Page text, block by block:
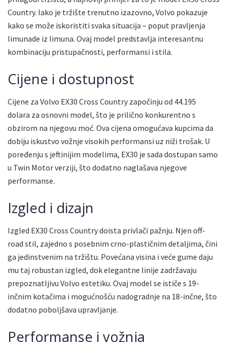
Country. Iako je tržište trenutno izazovno, Volvo pokazuje
kako se može iskoristiti svaka situacija – poput pravljenja
limunade iz limuna. Ovaj model predstavlja interesantnu
kombinaciju pristupačnosti, performansi i stila.
Cijene i dostupnost
Cijene za Volvo EX30 Cross Country započinju od 44.195
dolara za osnovni model, što je prilično konkurentno s
obzirom na njegovu moć. Ova cijena omogućava kupcima da
dobiju iskustvo vožnje visokih performansi uz niži trošak. U
poređenju s jeftinijim modelima, EX30 je sada dostupan samo
u Twin Motor verziji, što dodatno naglašava njegove
performanse.
Izgled i dizajn
Izgled EX30 Cross Country doista privlači pažnju. Njen off-
road stil, zajedno s posebnim crno-plastičnim detaljima, čini
ga jedinstvenim na tržištu. Povećana visina i veće gume daju
mu taj robustan izgled, dok elegantne linije zadržavaju
prepoznatljivu Volvo estetiku. Ovaj model se ističe s 19-
inčnim kotačima i mogućnošću nadogradnje na 18-inčne, što
dodatno poboljšava upravljanje.
Performanse i vožnja